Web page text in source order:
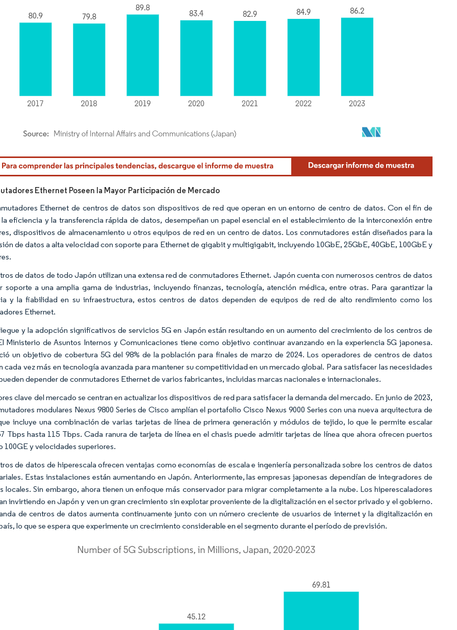
Intelligence. El uso requiere atribución según CC BY 4.0.
Ethernet Poseen la Mayor Participación de Mercado
Ethernet de centros de datos son dispositivos de red que operan en un entorno de centro de datos. Con el fin de
eficiencia y la transferencia rápida de datos, desempeñan un papel esencial en el establecimiento de la interconexión entre
dispositivos de almacenamiento u otros equipos de red en un centro de datos. Los conmutadores están diseñados para la
de datos a alta velocidad con soporte para Ethernet de gigabit y multigigabit, incluyendo 10GbE, 25GbE, 40GbE, 100GbE y
de datos de todo Japón utilizan una extensa red de conmutadores Ethernet. Japón cuenta con numerosos centros de datos
soporte a una amplia gama de industrias, incluyendo finanzas, tecnología, atención médica, entre otras. Para garantizar la
y la fiabilidad en su infraestructura, estos centros de datos dependen de equipos de red de alto rendimiento como los
Ethernet.
y la adopción significativos de servicios 5G en Japón están resultando en un aumento del crecimiento de los centros de
Ministerio de Asuntos Internos y Comunicaciones tiene como objetivo continuar avanzando en la experiencia 5G japonesa.
un objetivo de cobertura 5G del 98% de la población para finales de marzo de 2024. Los operadores de centros de datos
cada vez más en tecnología avanzada para mantener su competitividad en un mercado global. Para satisfacer las necesidades
depender de conmutadores Ethernet de varios fabricantes, incluidas marcas nacionales e internacionales.
clave del mercado se centran en actualizar los dispositivos de red para satisfacer la demanda del mercado. En junio de 2023,
modulares Nexus 9800 Series de Cisco amplían el portafolio Cisco Nexus 9000 Series con una nueva arquitectura de
incluye una combinación de varias tarjetas de línea de primera generación y módulos de tejido, lo que le permite escalar
Tbps hasta 115 Tbps. Cada ranura de tarjeta de línea en el chasis puede admitir tarjetas de línea que ahora ofrecen puertos
100GE y velocidades superiores.
de datos de hiperescala ofrecen ventajas como economías de escala e ingeniería personalizada sobre los centros de datos
Estas instalaciones están aumentando en Japón. Anteriormente, las empresas japonesas dependían de integradores de
locales. Sin embargo, ahora tienen un enfoque más conservador para migrar completamente a la nube. Los hiperescaladores
invirtiendo en Japón y ven un gran crecimiento sin explotar proveniente de la digitalización en el sector privado y el gobierno.
de centros de datos aumenta continuamente junto con un número creciente de usuarios de internet y la digitalización en
lo que se espera que experimente un crecimiento considerable en el segmento durante el período de previsión.